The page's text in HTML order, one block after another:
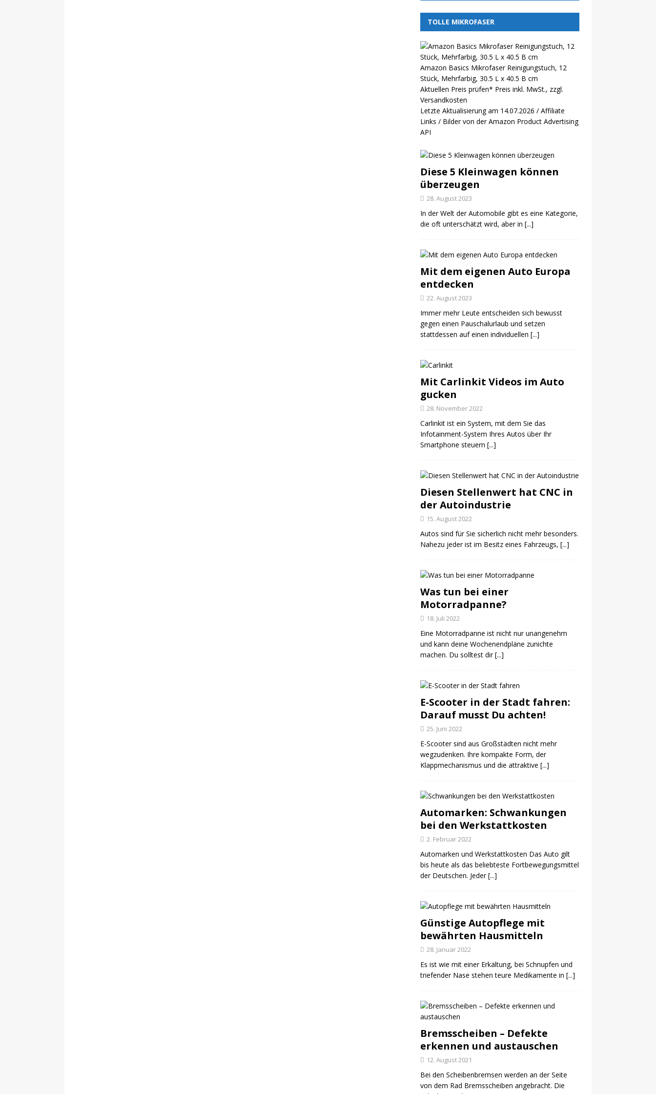
TOLLE MIKROFASER
Amazon Basics Mikrofaser Reinigungstuch, 12
Stück, Mehrfarbig, 30.5 L x 40.5 B cm
Aktuellen Preis prüfen* Preis inkl. MwSt., zzgl.
Versandkosten
Letzte Aktualisierung am 14.07.2026 / Affiliate
Links / Bilder von der Amazon Product Advertising
API
Diese 5 Kleinwagen können
überzeugen
28. August 2023
In der Welt der Automobile gibt es eine Kategorie,
die oft unterschätzt wird, aber in [...]
Mit dem eigenen Auto Europa
entdecken
22. August 2023
Immer mehr Leute entscheiden sich bewusst
gegen einen Pauschalurlaub und setzen
stattdessen auf einen individuellen [...]
Mit Carlinkit Videos im Auto
gucken
28. November 2022
Carlinkit ist ein System, mit dem Sie das
Infotainment-System Ihres Autos über Ihr
Smartphone steuern [...]
Diesen Stellenwert hat CNC in
der Autoindustrie
15. August 2022
Autos sind für Sie sicherlich nicht mehr besonders.
Nahezu jeder ist im Besitz eines Fahrzeugs, [...]
Was tun bei einer
Motorradpanne?
18. Juli 2022
Eine Motorradpanne ist nicht nur unangenehm
und kann deine Wochenendpläne zunichte
machen. Du solltest dir[...]
E-Scooter in der Stadt fahren:
Darauf musst Du achten!
25. Juni 2022
E-Scooter sind aus Großstädten nicht mehr
wegzudenken. Ihre kompakte Form, der
Klappmechanismus und die attraktive [...]
Automarken: Schwankungen
bei den Werkstattkosten
2. Februar 2022
Automarken und Werkstattkosten Das Auto gilt
bis heute als das beliebteste Fortbewegungsmittel
der Deutschen. Jeder[...]
Günstige Autopflege mit
bewährten Hausmitteln
28. Januar 2022
Es ist wie mit einer Erkältung, bei Schnupfen und
triefender Nase stehen teure Medikamente in [...]
Bremsscheiben – Defekte
erkennen und austauschen
12. August 2021
Bei den Scheibenbremsen werden an der Seite
von dem Rad Bremsscheiben angebracht. Die